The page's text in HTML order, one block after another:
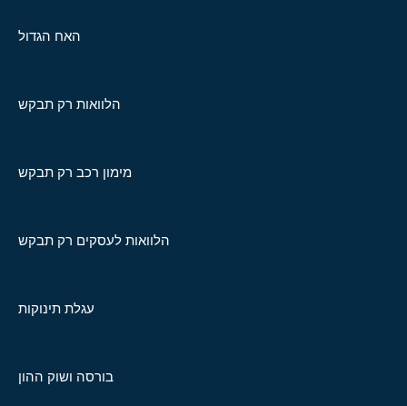
האח הגדול
הלוואות רק תבקש
מימון רכב רק תבקש
הלוואות לעסקים רק תבקש
עגלת תינוקות
בורסה ושוק ההון